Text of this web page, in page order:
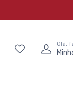
Olá,